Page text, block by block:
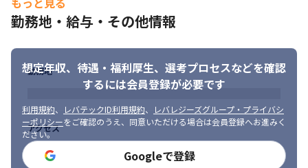
野のある方
・FLINTERSの「行動規範」に共感する方
き、あらゆる関係者と円滑にコミュニケーションができる方
・ゼロから戦略を策定し、仮説立案や施策提案ができる方
勤務地・給与・その他情報
想定年収、待遇・福利厚生、 選考プロセスなどを確認
するには会員登録が必要です
利用規約、 レバテックID利用規約、
レバレジーズグループ・プライバシ
ーポリシーをご確認のうえ、同意いただける場合は会員登録へお進みく
ださい。
Googleで登録
勤務地
アクセス